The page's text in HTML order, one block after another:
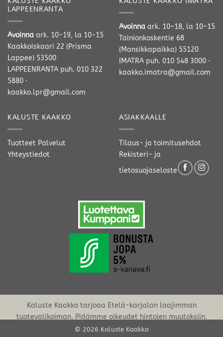
LAPPEENRANTA
Avoinna ark. 10-19, la 10-15
Kaakkoiskaari 22 (Prisma
Lappee) 53500
LAPPEENRANTA puh. 010 322
5880 ·
kaakko.lpr@gmail.com
Avoinna ark. 10–18, la 10–15
Tainionkoskentie 68
(Mansikkapaikka) 55120
IMATRA puh. 010 548 3000 ·
kaakko.imatra@gmail.com
KALUSTE KAAKKO
Tuotteet Palvelut
Yhteystiedot
ASIAKKAALLE
Tilaus- ja toimitusehdot
Rekisteri- ja
tietosuojaseloste
Kaluste Kaakko tarjoaa Etelä-karjalan laajimman
tuotevalikoiman. Pidämme oikeudet hintojen muutoksiin.
© 2026 Kaluste Kaakko